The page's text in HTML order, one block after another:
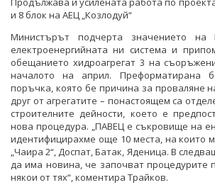
и 8 блок на АЕЦ „Козлодуй“
Министърът подчерта значението на
електроенергийната ни система и
обещанието хидроагрегат 3 на
началото на април. Преформатирана
поръчка, която бе причина за проваляне
друг от агрегатите – понастоящем са
строителните дейности, което е
нова процедура. „ПАВЕЦ е съкровище на
идентифицирахме още 10 места, на които
„Чаира 2“, Доспат, Батак, Яденица. В
да има новина, че започват процедурите
някои от тях“, коментира Трайков.